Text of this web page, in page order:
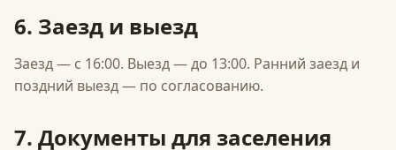
6. Заезд и выезд
Заезд — с 16:00. Выезд — до 13:00. Ранний заезд и
поздний выезд — по согласованию.
7. Документы для заселения